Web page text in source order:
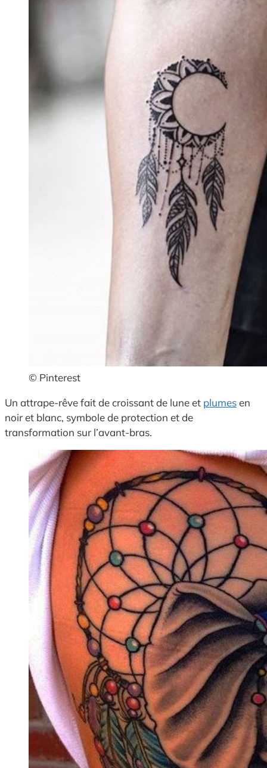
© Pinterest
Un attrape-rêve fait de croissant de lune et plumesen
noir et blanc, symbole de protection et de
transformation sur l’avant-bras.